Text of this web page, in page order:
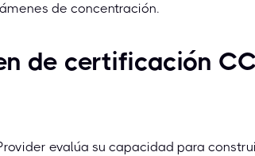
de concentración.
de certificación
evalúa su capacidad para